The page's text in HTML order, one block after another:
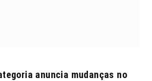
anuncia mudanças no